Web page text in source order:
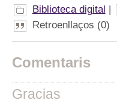
Biblioteca digital
Retroenllaços (0)
Comentaris
Gracias